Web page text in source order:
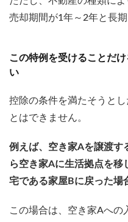
売却期間が1年～2年と長
この特例を受けることだ
い
控除の条件を満たそうと
とはできません。
例えば、空き家Aを譲渡す
ら空き家Aに生活拠点を移
宅である家屋Bに戻った場
この場合は、空き家Aへの